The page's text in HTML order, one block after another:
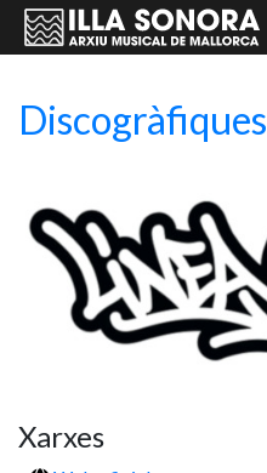
Discogràfiques
Xarxes